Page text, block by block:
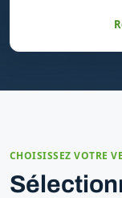
CHOISISSEZ VOTRE